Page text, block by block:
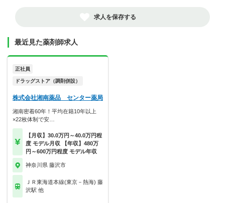
求人を保存する
最近見た薬剤師求人
正社員
ドラッグストア（調剤併設）
株式会社湘南薬品 センター薬局
湘南密着60年！平均在籍10年以上
×22枚体制で安…
【月収】30.0万円～40.0万円程
度 モデル月収 【年収】480万
円～600万円程度 モデル年収
神奈川県 藤沢市
ＪＲ東海道本線(東京－熱海) 藤
沢駅 他